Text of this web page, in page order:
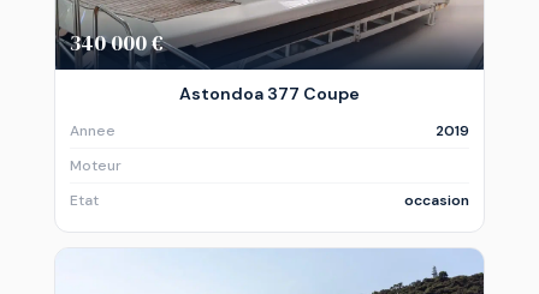
340 000 €
Astondoa 377 Coupe
Annee
2019
Moteur
Etat
occasion